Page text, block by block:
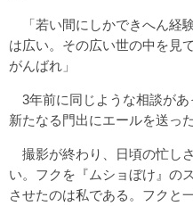
「若い間にしかできへん経
は広い。その広い世の中を見
がんばれ」
3年前に同じような相談があ
新たなる門出にエールを送った
撮影が終わり、日頃の忙し
い。フクを『ムショぼけ』の
させたのは私である。フクと